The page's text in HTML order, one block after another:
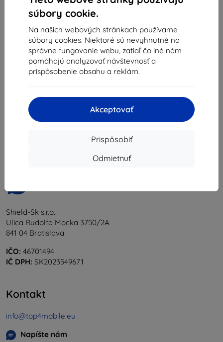
súbory cookie.
Na našich webových stránkach používame
súbory cookies. Niektoré sú nevyhnutné na
správne fungovanie webu, zatiaľ čo iné nám
pomáhajú analyzovať návštevnosť a
prispôsobenie obsahu a reklám.
Akceptovať
Prispôsobiť
Odmietnuť
X2 U10 2024-
46,90 €
42,21 €
Na sklade > 5 ks
z celkom
Shield-Sk s.r.o.
Ulica Rudolfa Mocka 3750/2A
841 04 Bratislava
IČO: 46701494
IČ DPH: SK2023549671
Kontakt
info@top4mobile.eu
Napíšte nám